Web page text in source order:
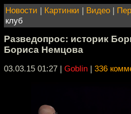
Новости | Картинки | Видео |
клуб
Разведопрос: историк
Бориса Немцова
03.03.15 01:27 | Goblin | 336